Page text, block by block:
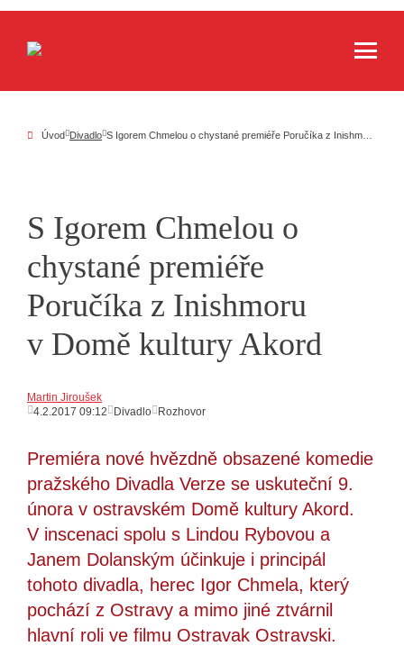
Úvod Divadlo
S Igorem Chmelou o
chystané premiéře
Poručíka z Inishmoru
v Domě kultury Akord
Martin Jiroušek
4.2.2017 09:12
Divadlo Rozhovor
Premiéra nové hvězdně obsazené komedie
pražského Divadla Verze se uskuteční 9.
února v ostravském Domě kultury Akord.
V inscenaci spolu s Lindou Rybovou a
Janem Dolanským účinkuje i principál
tohoto divadla, herec Igor Chmela, který
pochází z Ostravy a mimo jiné ztvárnil
hlavní roli ve filmu Ostravak Ostravski.